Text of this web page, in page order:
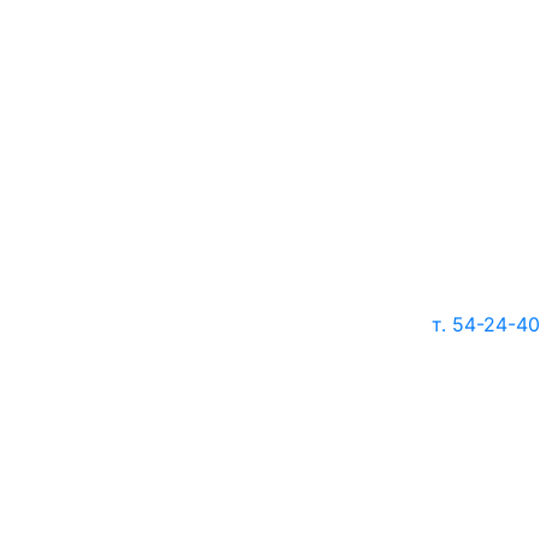
т. 54-24-40